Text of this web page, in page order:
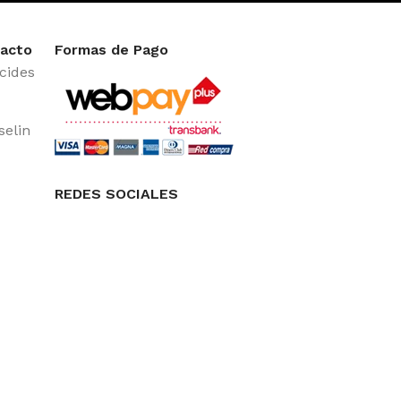
Formas de Pago
REDES SOCIALES